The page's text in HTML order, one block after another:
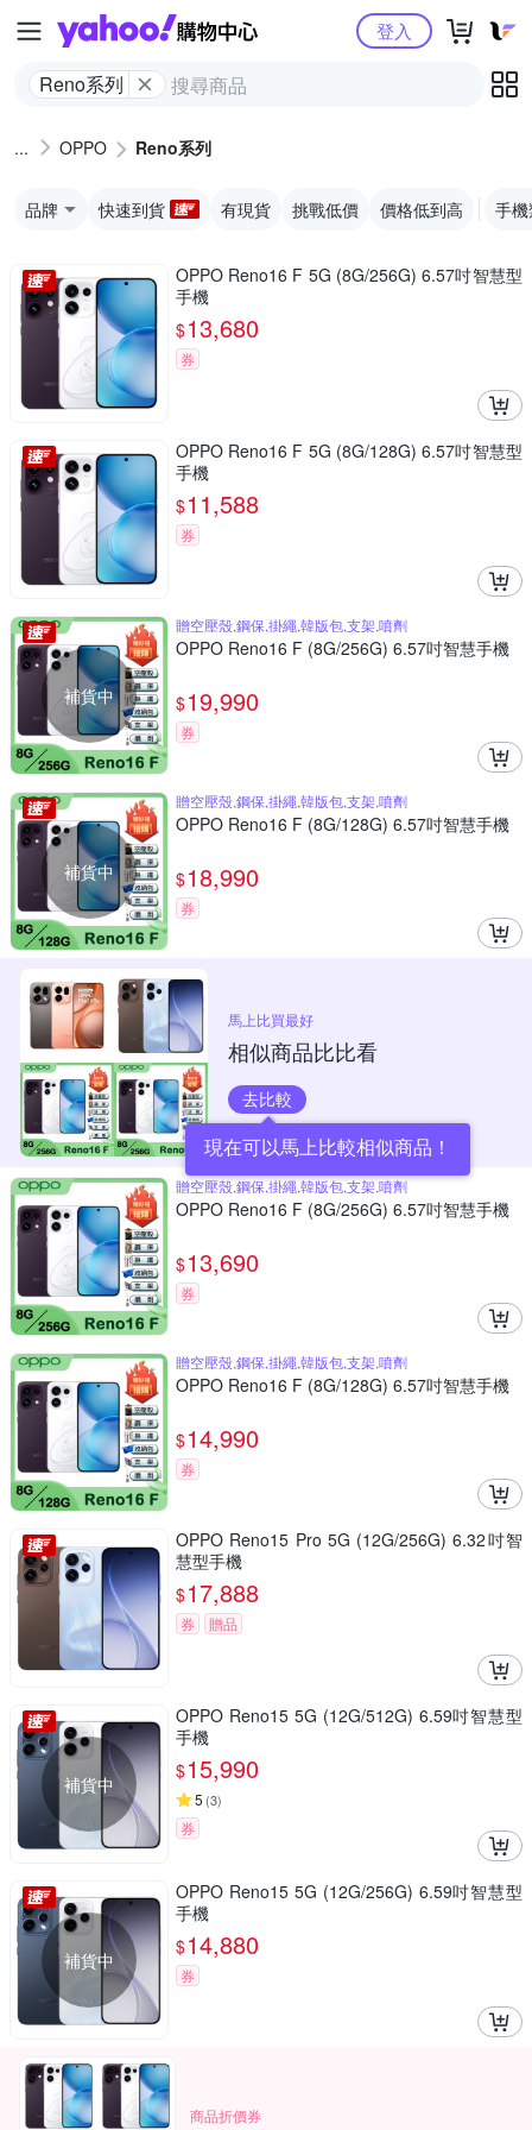
Yahoo購物中心
Reno系列
登入
OPPO Reno系列
品牌 快速到貨 有現貨 挑戰低價 價格低到高 手
OPPO Reno16 F 5G (8G/256G) 6.57吋智慧型
手機
$13,680
券
OPPO Reno16 F 5G (8G/128G) 6.57吋智慧型
手機
$11,588
券
補貨中
贈空壓殼,鋼保,掛繩,韓版包,支架,噴劑
OPPO Reno16 F (8G/256G) 6.57吋智慧手機
$19,990
券
補貨中
贈空壓殼,鋼保,掛繩,韓版包,支架,噴劑
OPPO Reno16 F (8G/128G) 6.57吋智慧手機
$18,990
券
馬上比買最好
相似商品比比看
去比較
現在可以馬上比較相似商品！
贈空壓殼,鋼保,掛繩,韓版包,支架,噴劑
OPPO Reno16 F (8G/256G) 6.57吋智慧手機
$13,690
券
贈空壓殼,鋼保,掛繩,韓版包,支架,噴劑
OPPO Reno16 F (8G/128G) 6.57吋智慧手機
$14,990
券
OPPO Reno15 Pro 5G (12G/256G) 6.32吋智
慧型手機
$17,888
券 贈品
補貨中
OPPO Reno15 5G (12G/512G) 6.59吋智慧型
手機
$15,990
5 (3)
券
補貨中
OPPO Reno15 5G (12G/256G) 6.59吋智慧型
手機
$14,880
券
商品折價券